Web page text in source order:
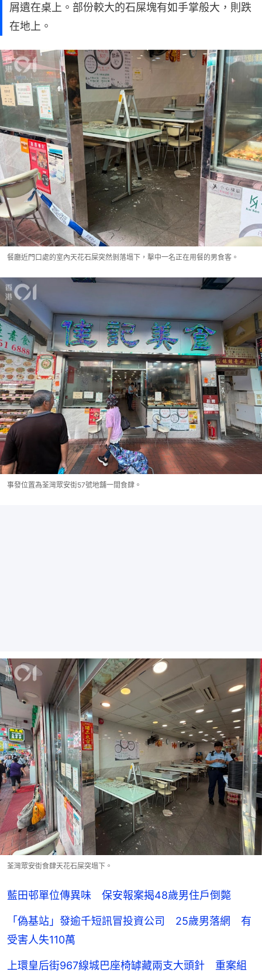
屑遺在桌上。部份較大的石屎塊有如手掌般大，則跌
在地上。
餐廳近門口處的室內天花石屎突然剝落塌下，擊中一名正在用餐的男食客。
事發位置為荃灣眾安街57號地舖一間食肆。
荃灣眾安街食肆天花石屎突塌下。
藍田邨單位傳異味 保安報案揭48歲男住戶倒斃
「偽基站」發逾千短訊冒投資公司 25歲男落網 有
受害人失110萬
上環皇后街967線城巴座椅罅藏兩支大頭針 重案組